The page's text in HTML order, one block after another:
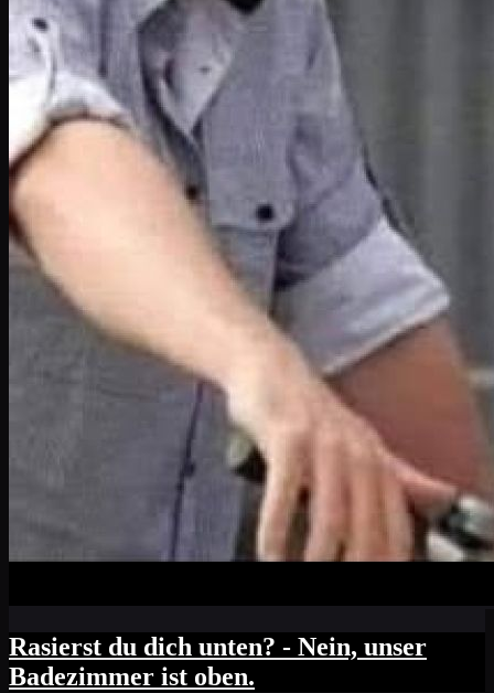
Rasierst du dich unten? - Nein, unser
Badezimmer ist oben.